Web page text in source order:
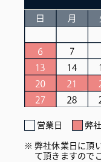
営業日 弊
弊社休業日に頂
て頂きますので